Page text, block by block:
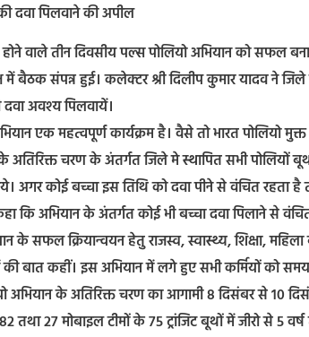
दवा पिलवाने की अपील
वाले तीन दिवसीय पल्स पोलियो अभियान को सफल
बैठक संपन्न हुई। कलेक्टर श्री दिलीप कुमार यादव ने
अवश्य पिलवायें।
एक महत्वपूर्ण कार्यक्रम है। वैसे तो भारत पोलियो
चरण के अंतर्गत जिले मे स्थापित सभी पोलियों
अगर कोई बच्चा इस तिथि को दवा पीने से वंचित रहता
कि अभियान के अंतर्गत कोई भी बच्चा दवा पिलाने से
के सफल क्रियान्वयन हेतु राजस्व, स्वास्थ्य, शिक्षा,
बात कहीं। इस अभियान में लगे हुए सभी कर्मियों को समय
अभियान के अतिरिक्त चरण का आगामी 8 दिसंबर से 10
तथा 27 मोबाइल टीमों के 75 ट्रांजिट बूथों में जीरो से 5